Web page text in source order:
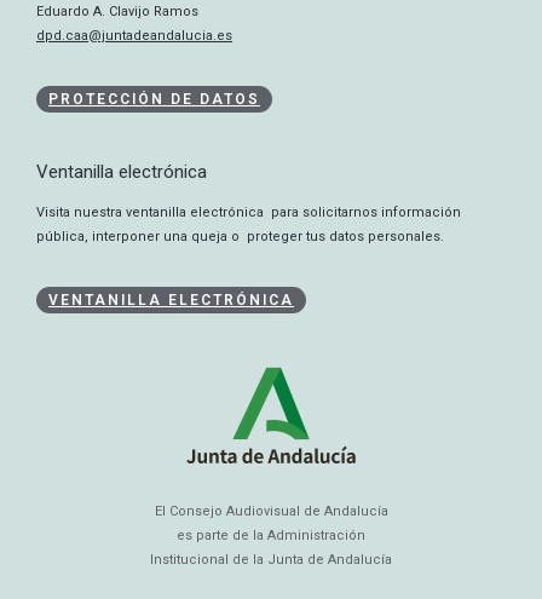
Eduardo A. Clavijo Ramos
dpd.caa@juntadeandalucia.es
PROTECCIÓN DE DATOS
Ventanilla electrónica
Visita nuestra ventanilla electrónica para solicitarnos información
pública, interponer una queja o proteger tus datos personales.
VENTANILLA ELECTRÓNICA
El Consejo Audiovisual de Andalucía
es parte de la Administración
Institucional de la Junta de Andalucía